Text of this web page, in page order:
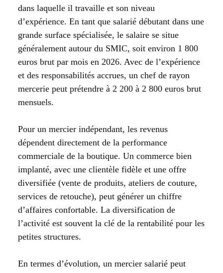
dans laquelle il travaille et son niveau
d’expérience. En tant que salarié débutant dans une
grande surface spécialisée, le salaire se situe
généralement autour du SMIC, soit environ 1 800
euros brut par mois en 2026. Avec de l’expérience
et des responsabilités accrues, un chef de rayon
mercerie peut prétendre à 2 200 à 2 800 euros brut
mensuels.
Pour un mercier indépendant, les revenus
dépendent directement de la performance
commerciale de la boutique. Un commerce bien
implanté, avec une clientèle fidèle et une offre
diversifiée (vente de produits, ateliers de couture,
services de retouche), peut générer un chiffre
d’affaires confortable. La diversification de
l’activité est souvent la clé de la rentabilité pour les
petites structures.
En termes d’évolution, un mercier salarié peut